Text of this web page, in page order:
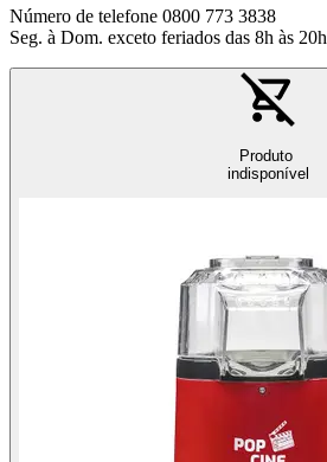
Número de telefone 0800 773 3838
Seg. à Dom. exceto feriados das 8h às 20h
Produto
indisponível